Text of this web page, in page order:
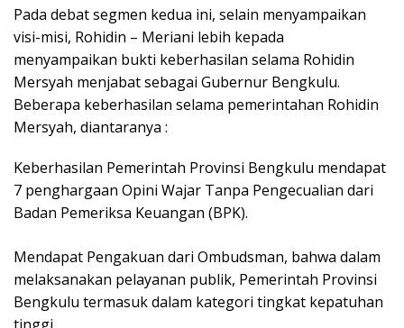
Pada debat segmen kedua ini, selain menyampaikan
visi-misi, Rohidin – Meriani lebih kepada
menyampaikan bukti keberhasilan selama Rohidin
Mersyah menjabat sebagai Gubernur Bengkulu.
Beberapa keberhasilan selama pemerintahan Rohidin
Mersyah, diantaranya :
Keberhasilan Pemerintah Provinsi Bengkulu mendapat
7 penghargaan Opini Wajar Tanpa Pengecualian dari
Badan Pemeriksa Keuangan (BPK).
Mendapat Pengakuan dari Ombudsman, bahwa dalam
melaksanakan pelayanan publik, Pemerintah Provinsi
Bengkulu termasuk dalam kategori tingkat kepatuhan